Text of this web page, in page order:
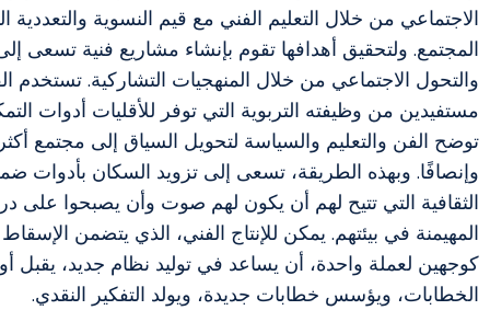
الاجتماعي من خلال التعليم الفني مع قيم النسوية والتعددية
المجتمع. ولتحقيق أهدافها تقوم بإنشاء مشاريع فنية تسعى
والتحول الاجتماعي من خلال المنهجيات التشاركية. تستخدم
مستفيدين من وظيفته التربوية التي توفر للأقليات أدوات
توضح الفن والتعليم والسياسة لتحويل السياق إلى مجتمع
وإنصافًا. وبهذه الطريقة، تسعى إلى تزويد السكان بأدوات ضمن
الثقافية التي تتيح لهم أن يكون لهم صوت وأن يصبحوا على
المهيمنة في بيئتهم. يمكن للإنتاج الفني، الذي يتضمن الإسقاط
كوجهين لعملة واحدة، أن يساعد في توليد نظام جديد، يقبل
الخطابات، ويؤسس خطابات جديدة، ويولد التفكير النقدي.